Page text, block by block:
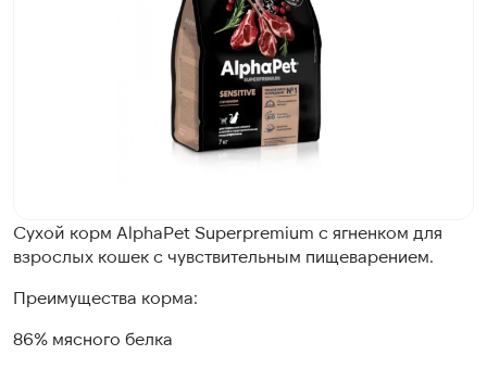
Сухой корм AlphaPet Superpremium с ягненком для
взрослых кошек с чувствительным пищеварением.
Преимущества корма:
86% мясного белка